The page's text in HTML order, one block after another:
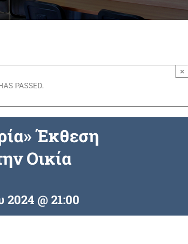
PASSED.
×
Έκθεση
Οικία
2024 @ 21:00